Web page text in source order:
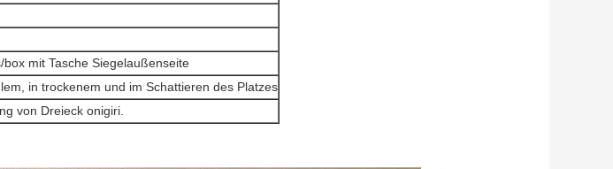
mit Tasche Siegelaußenseite
in trockenem und im Schattieren des Platzes
von Dreieck onigiri.